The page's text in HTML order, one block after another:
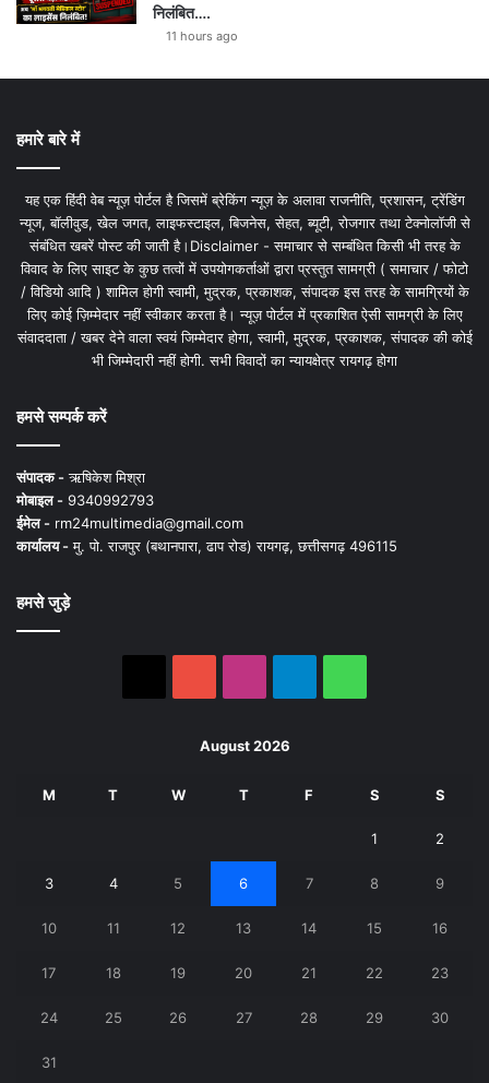
निलंबित….
11 hours ago
हमारे बारे में
यह एक हिंदी वेब न्यूज़ पोर्टल है जिसमें ब्रेकिंग न्यूज़ के अलावा राजनीति, प्रशासन, ट्रेंडिंग
न्यूज, बॉलीवुड, खेल जगत, लाइफस्टाइल, बिजनेस, सेहत, ब्यूटी, रोजगार तथा टेक्नोलॉजी से
संबंधित खबरें पोस्ट की जाती है।Disclaimer - समाचार से सम्बंधित किसी भी तरह के
विवाद के लिए साइट के कुछ तत्वों में उपयोगकर्ताओं द्वारा प्रस्तुत सामग्री ( समाचार / फोटो
/ विडियो आदि ) शामिल होगी स्वामी, मुद्रक, प्रकाशक, संपादक इस तरह के सामग्रियों के
लिए कोई ज़िम्मेदार नहीं स्वीकार करता है। न्यूज़ पोर्टल में प्रकाशित ऐसी सामग्री के लिए
संवाददाता / खबर देने वाला स्वयं जिम्मेदार होगा, स्वामी, मुद्रक, प्रकाशक, संपादक की कोई
भी जिम्मेदारी नहीं होगी. सभी विवादों का न्यायक्षेत्र रायगढ़ होगा
हमसे सम्पर्क करें
संपादक -ऋषिकेश मिश्रा
मोबाइल - 9340992793
ईमेल - rm24multimedia@gmail.com
कार्यालय -मु. पो. राजपुर (बथानपारा, ढाप रोड) रायगढ़, छत्तीसगढ़ 496115
हमसे जुड़े
August 2026
M T W T F S S
1 2
3 4 5 6 7 8 9
10 11 12 13 14 15 16
17 18 19 20 21 22 23
24 25 26 27 28 29 30
31